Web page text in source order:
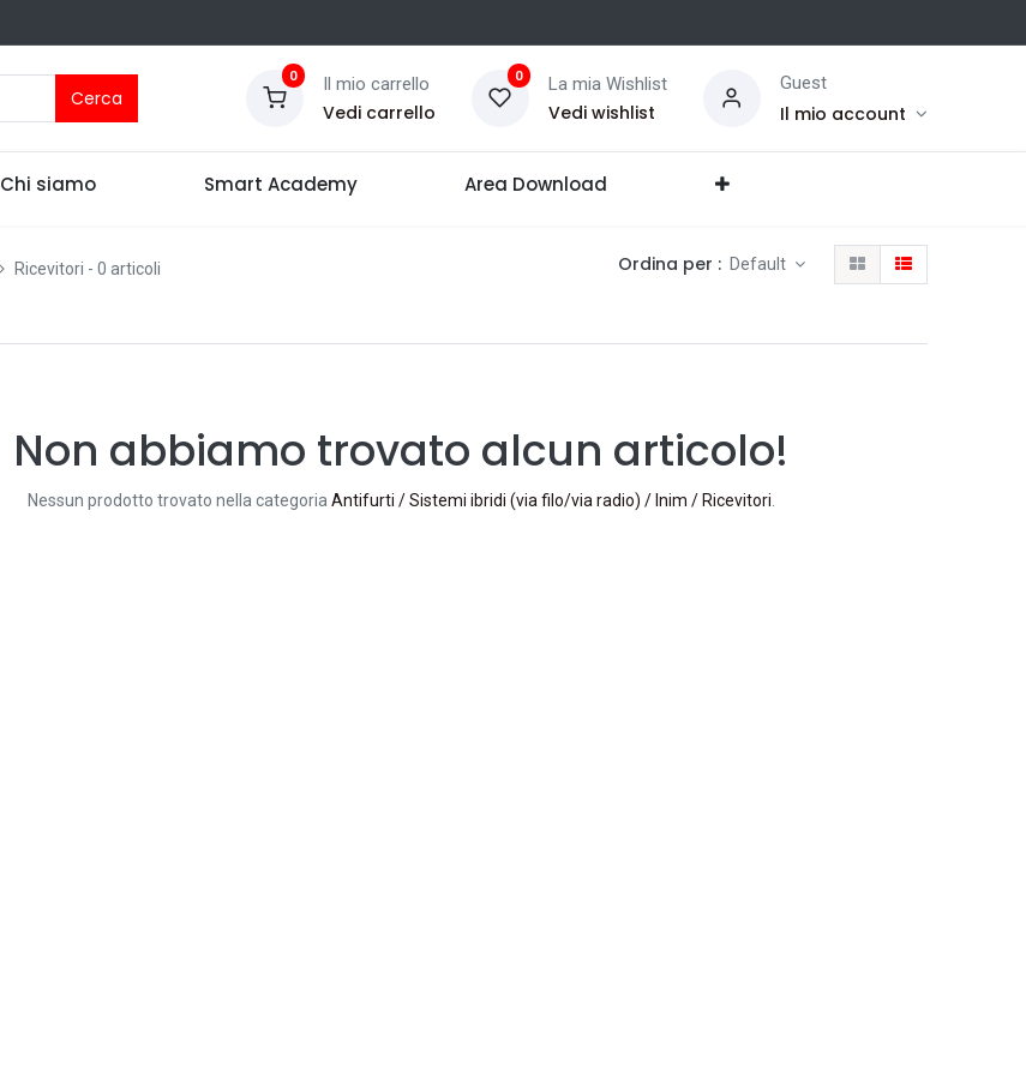
Cerca
0 Il mio carrello
Vedi carrello
0 La mia Wishlist
Vedi wishlist
Guest
Il mio account
Chi siamo Smart Academy Area Download
Ricevitori - 0 articoli Ordina per : Default
Non abbiamo trovato alcun articolo!
Nessun prodotto trovato nella categoriaAntifurti / Sistemi ibridi (via filo/via radio) / Inim / Ricevitori.